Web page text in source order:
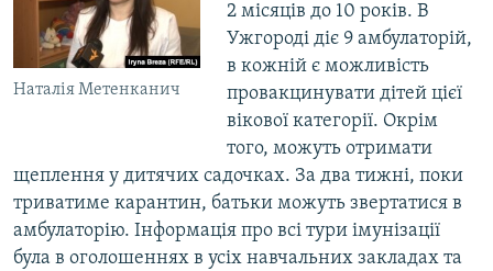
Наталія Метенканич
2 місяців до 10 років. В
Ужгороді діє 9 амбулаторій,
в кожній є можливість
провакцинувати дітей цієї
вікової категорії. Окрім
того, можуть отримати
щеплення у дитячих садочках. За два тижні, поки
триватиме карантин, батьки можуть звертатися в
амбулаторію. Інформація про всі тури імунізації
була в оголошеннях в усіх навчальних закладах та